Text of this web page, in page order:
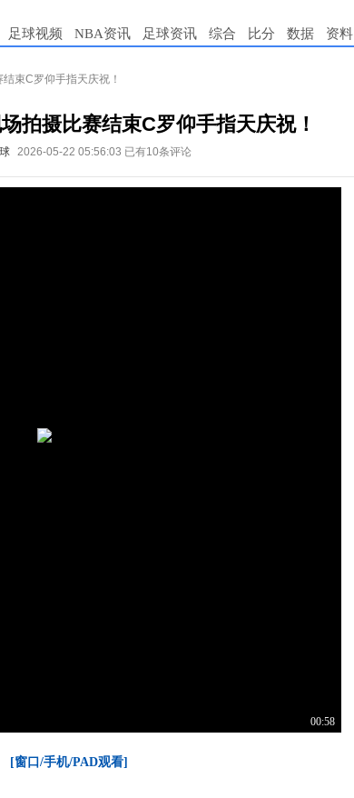
足球视频 NBA资讯 足球资讯 综合 比分 数据 资料
束C罗仰手指天庆祝！
拍摄比赛结束C罗仰手指天庆祝！
2026-05-22 05:56:03 已有10条评论
00:58
[窗口/手机/PAD观看]